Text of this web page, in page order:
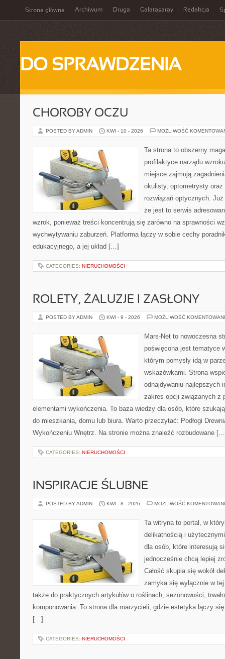
Strona główna Archiwum Druga Galatasaray Redakcja
DO SPRAWDZENIA
CHOROBY OCZU
POSTED BY ADMIN KWI - 10 - 2026 MOŻLIWOŚĆ
Ta strona to obszerny
profilaktyce narządu
miejsce zajmują
okulisty, optometrysty oraz
rozwiązań optycznych.
że jest to serwis
wzrok, ponieważ treści koncentrują się zarówno na sprawności
wychwytywaniu zaburzeń. Platforma łączy w sobie cechy
edukacyjnego, a jej układ […]
CATEGORIES: NIERUCHOMOŚCI
ROLETY, ŻALUZJE I ZASŁONY
POSTED BY ADMIN KWI - 9 - 2026 MOŻLIWOŚĆ
Mars-Net to nowoczesna
poświęcona jest tematyce
którym pomysły idą w
wskazówkami. Strona
odnajdywaniu najlepszych
zakres opcji związanych z
elementami wykończenia. To baza wiedzy dla osób, które
do mieszkania, domu lub biura. Warto przeczytać: Podłogi
Wykończeniu Wnętrz. Na stronie można znaleźć rozbudowane
CATEGORIES: NIERUCHOMOŚCI
INSPIRACJE ŚLUBNE
POSTED BY ADMIN KWI - 8 - 2026 MOŻLIWOŚĆ
Ta witryna to portal, w
delikatnością i
dla osób, które interesują
jednocześnie chcą lepiej
Całość skupia się wokół
zamyka się wyłącznie w
także do praktycznych artykułów o roślinach, sezonowości,
komponowania. To strona dla marzycieli, gdzie estetyka łączy
[…]
CATEGORIES: NIERUCHOMOŚCI